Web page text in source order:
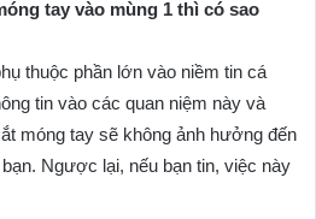
tay vào mùng 1 thì có sao
thuộc phần lớn vào niềm tin cá
tin vào các quan niệm này và
móng tay sẽ không ảnh hưởng đến
Ngược lại, nếu bạn tin, việc này